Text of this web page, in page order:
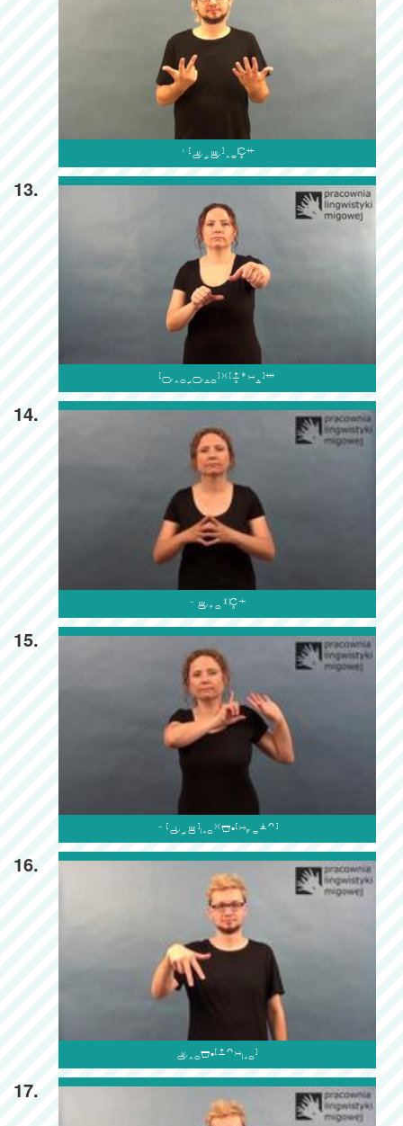

13.

14.

15.

16.

17.